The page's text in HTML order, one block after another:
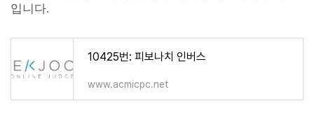
입니다.
10425번: 피보나치 인버스
www.acmicpc.net